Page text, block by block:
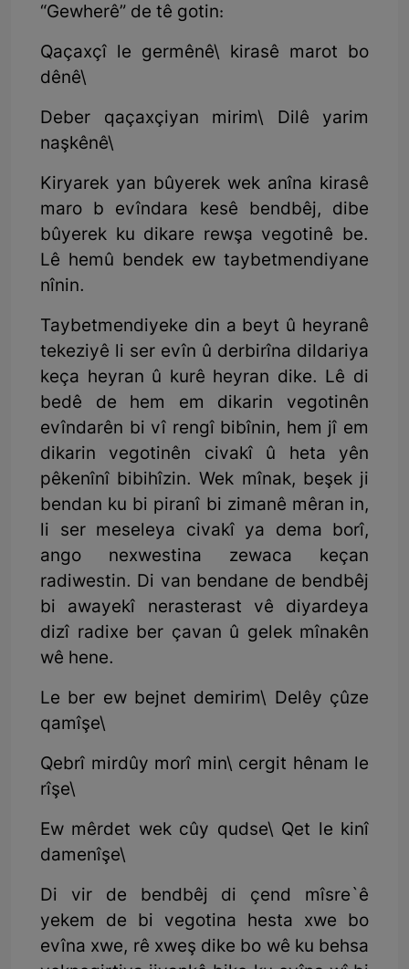
“Gewherê” de tê gotin:
Qaçaxçî le germênê\ kirasê marot bo
dênê\
Deber qaçaxçiyan mirim\ Dilê yarim
naşkênê\
Kiryarek yan bûyerek wek anîna kirasê
maro b evîndara kesê bendbêj, dibe
bûyerek ku dikare rewşa vegotinê be.
Lê hemû bendek ew taybetmendiyane
nînin.
Taybetmendiyeke din a beyt û heyranê
tekeziyê li ser evîn û derbirîna dildariya
keça heyran û kurê heyran dike. Lê di
bedê de hem em dikarin vegotinên
evîndarên bi vî rengî bibînin, hem jî em
dikarin vegotinên civakî û heta yên
pêkenînî bibihîzin. Wek mînak, beşek ji
bendan ku bi piranî bi zimanê mêran in,
li ser meseleya civakî ya dema borî,
ango nexwestina zewaca keçan
radiwestin. Di van bendane de bendbêj
bi awayekî nerasterast vê diyardeya
dizî radixe ber çavan û gelek mînakên
wê hene.
Le ber ew bejnet demirim\ Delêy çûze
qamîşe\
Qebrî mirdûy morî min\ cergit hênam le
rîşe\
Ew mêrdet wek cûy qudse\ Qet le kinî
damenîşe\
Di vir de bendbêj di çend mîsre`ê
yekem de bi vegotina hesta xwe bo
evîna xwe, rê xweş dike bo wê ku behsa